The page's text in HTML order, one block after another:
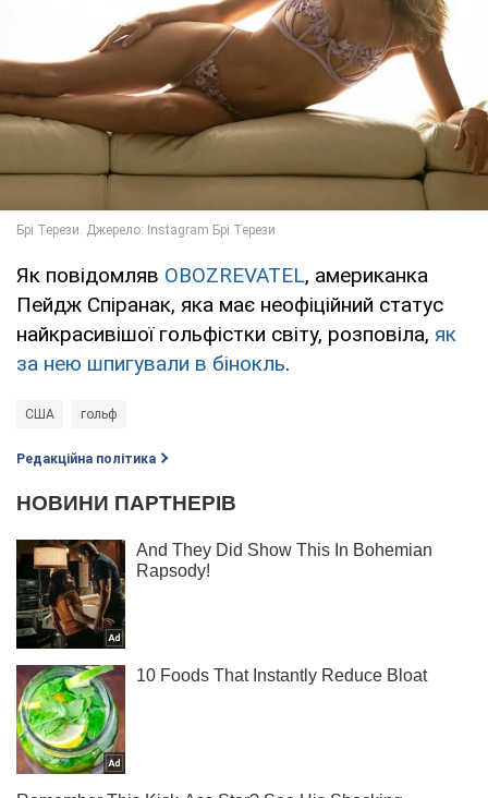
Як повідомляв OBOZREVATEL, американка
Пейдж Спіранак, яка має неофіційний статус
найкрасивішої гольфістки світу, розповіла, як
за нею шпигували в бінокль.
США гольф
Редакційна політика